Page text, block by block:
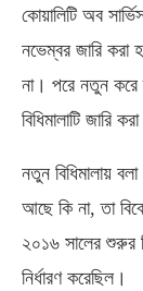
কোয়ালিটি অব
নভেম্বর জারি করা
না। পরে নতুন করে
বিধিমালাটি জারি
নতুন বিধিমালায়
আছে কি না, তা
২০১৬ সালের শুরুর
নির্ধারণ করেছিল।